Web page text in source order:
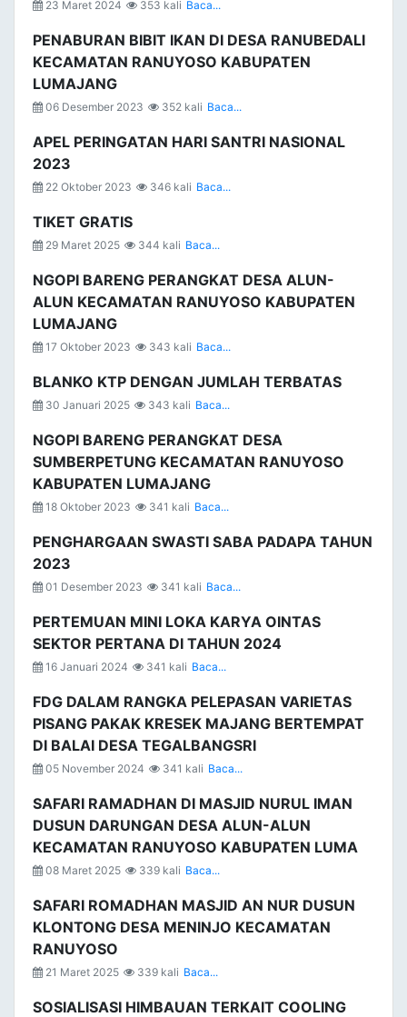
23 Maret 2024 353 kali Baca...
PENABURAN BIBIT IKAN DI DESA RANUBEDALI
KECAMATAN RANUYOSO KABUPATEN
LUMAJANG
06 Desember 2023 352 kali Baca...
APEL PERINGATAN HARI SANTRI NASIONAL
2023
22 Oktober 2023 346 kali Baca...
TIKET GRATIS
29 Maret 2025 344 kali Baca...
NGOPI BARENG PERANGKAT DESA ALUN-
ALUN KECAMATAN RANUYOSO KABUPATEN
LUMAJANG
17 Oktober 2023 343 kali Baca...
BLANKO KTP DENGAN JUMLAH TERBATAS
30 Januari 2025 343 kali Baca...
NGOPI BARENG PERANGKAT DESA
SUMBERPETUNG KECAMATAN RANUYOSO
KABUPATEN LUMAJANG
18 Oktober 2023 341 kali Baca...
PENGHARGAAN SWASTI SABA PADAPA TAHUN
2023
01 Desember 2023 341 kali Baca...
PERTEMUAN MINI LOKA KARYA OINTAS
SEKTOR PERTANA DI TAHUN 2024
16 Januari 2024 341 kali Baca...
FDG DALAM RANGKA PELEPASAN VARIETAS
PISANG PAKAK KRESEK MAJANG BERTEMPAT
DI BALAI DESA TEGALBANGSRI
05 November 2024 341 kali Baca...
SAFARI RAMADHAN DI MASJID NURUL IMAN
DUSUN DARUNGAN DESA ALUN-ALUN
KECAMATAN RANUYOSO KABUPATEN LUMA
08 Maret 2025 339 kali Baca...
SAFARI ROMADHAN MASJID AN NUR DUSUN
KLONTONG DESA MENINJO KECAMATAN
RANUYOSO
21 Maret 2025 339 kali Baca...
SOSIALISASI HIMBAUAN TERKAIT COOLING